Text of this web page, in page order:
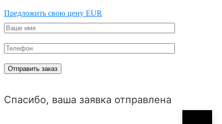
Предложить свою цену EUR
Спасибо, ваша заявка отправлена